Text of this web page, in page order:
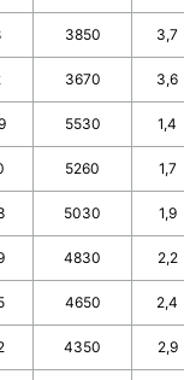
3850 3,7
3670 3,6
5530 1,4
5260 1,7
5030 1,9
4830 2,2
4650 2,4
4350 2,9